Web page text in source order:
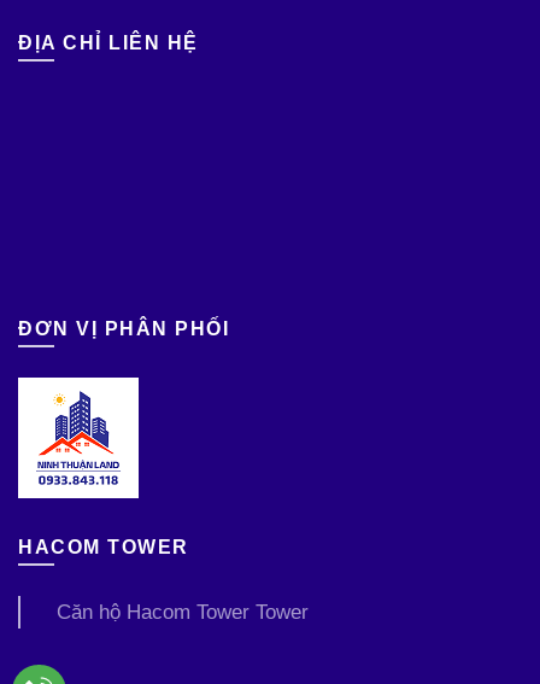
ĐỊA CHỈ LIÊN HỆ
ĐƠN VỊ PHÂN PHỐI
HACOM TOWER
Căn hộ Hacom Tower Tower